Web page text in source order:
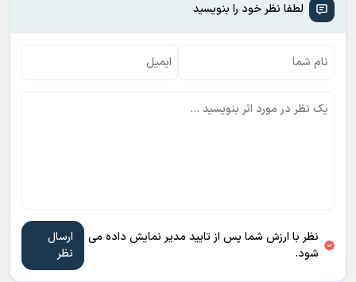
لطفا نظر خود را بنویسید
نظر با ارزش شما پس از تایید مدیر نمایش داده می
شود.